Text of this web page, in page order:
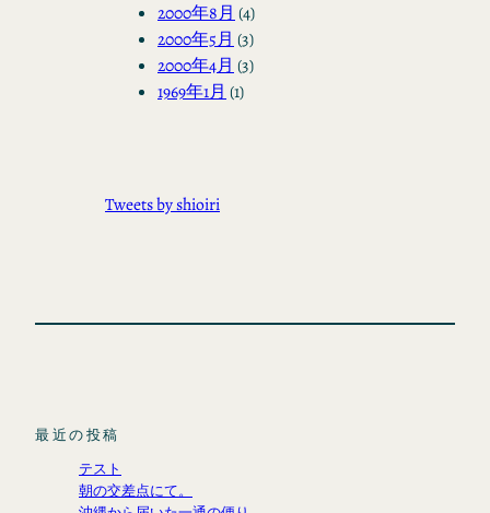
2000年8月 (4)
2000年5月 (3)
2000年4月 (3)
1969年1月 (1)
Tweets by shioiri
最近の投稿
テスト
朝の交差点にて。